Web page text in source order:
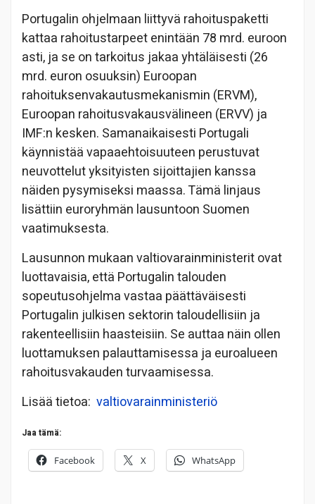
Portugalin ohjelmaan liittyvä rahoituspaketti
kattaa rahoitustarpeet enintään 78 mrd. euroon
asti, ja se on tarkoitus jakaa yhtäläisesti (26
mrd. euron osuuksin) Euroopan
rahoituksenvakautusmekanismin (ERVM),
Euroopan rahoitusvakausvälineen (ERVV) ja
IMF:n kesken. Samanaikaisesti Portugali
käynnistää vapaaehtoisuuteen perustuvat
neuvottelut yksityisten sijoittajien kanssa
näiden pysymiseksi maassa. Tämä linjaus
lisättiin euroryhmän lausuntoon Suomen
vaatimuksesta.
Lausunnon mukaan valtiovarainministerit ovat
luottavaisia, että Portugalin talouden
sopeutusohjelma vastaa päättäväisesti
Portugalin julkisen sektorin taloudellisiin ja
rakenteellisiin haasteisiin. Se auttaa näin ollen
luottamuksen palauttamisessa ja euroalueen
rahoitusvakauden turvaamisessa.
Lisää tietoa: valtiovarainministeriö
Jaa tämä:
Facebook X WhatsApp